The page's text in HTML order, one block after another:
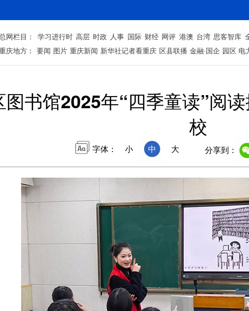
网栏目： 学习进行时 高层 时政 人事 国际 财经 网评 港澳 台湾 思客智库
庆地方： 要闻 图片 重庆新闻 新华社记者看重庆 区县联播 金融·国企 园区 电
图书馆2025年“四季童读”阅
校
字体： 小 中 大 分享到：